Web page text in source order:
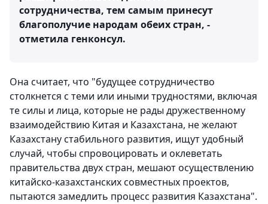
сотрудничества, тем самым принесут
благополучие народам обеих стран, -
отметила генконсул.
Она считает, что "будущее сотрудничество
столкнется с теми или иными трудностями, включая
те силы и лица, которые не рады дружественному
взаимодействию Китая и Казахстана, не желают
Казахстану стабильного развития, ищут удобный
случай, чтобы спровоцировать и оклеветать
правительства двух стран, мешают осуществлению
китайско-казахстанских совместных проектов,
пытаются замедлить процесс развития Казахстана".